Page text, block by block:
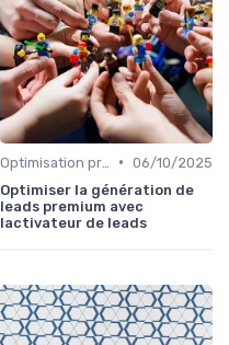
• 06/10/2025
Optimiser la génération de
leads premium avec
lactivateur de leads